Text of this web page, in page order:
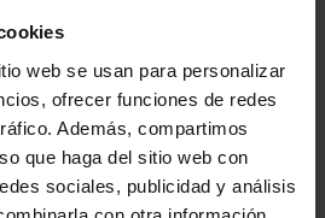
web se usan para personalizar
ofrecer funciones de redes
Además, compartimos
que haga del sitio web con
sociales, publicidad y análisis
sesenta agentes vascos de los
cine y audiovisuales,
del sector de la lengua
que tendrán lugar en Vitoria-
y Bilbao.